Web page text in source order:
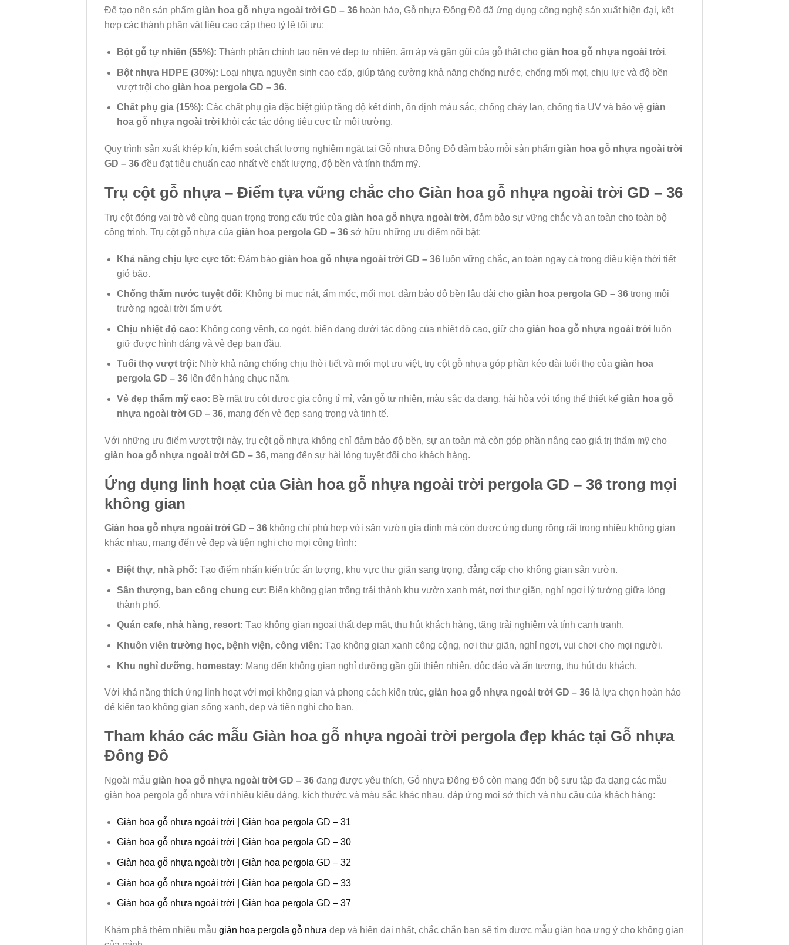
Để tạo nên sản phẩm giàn hoa gỗ nhựa ngoài trời GD – 36 hoàn hảo, Gỗ nhựa Đông Đô đã ứng dụng công nghệ sản xuất hiện đại, kết
hợp các thành phần vật liệu cao cấp theo tỷ lệ tối ưu:
Bột gỗ tự nhiên (55%): Thành phần chính tạo nên vẻ đẹp tự nhiên, ấm áp và gần gũi của gỗ thật cho giàn hoa gỗ nhựa ngoài trời.
Bột nhựa HDPE (30%): Loại nhựa nguyên sinh cao cấp, giúp tăng cường khả năng chống nước, chống mối mọt, chịu lực và độ bền
vượt trội cho giàn hoa pergola GD – 36.
Chất phụ gia (15%): Các chất phụ gia đặc biệt giúp tăng độ kết dính, ổn định màu sắc, chống cháy lan, chống tia UV và bảo vệ giàn
hoa gỗ nhựa ngoài trờikhỏi các tác động tiêu cực từ môi trường.
Quy trình sản xuất khép kín, kiểm soát chất lượng nghiêm ngặt tại Gỗ nhựa Đông Đô đảm bảo mỗi sản phẩm giàn hoa gỗ nhựa ngoài trời
GD – 36 đều đạt tiêu chuẩn cao nhất về chất lượng, độ bền và tính thẩm mỹ.
Trụ cột gỗ nhựa – Điểm tựa vững chắc cho Giàn hoa gỗ nhựa ngoài trời GD – 36
Trụ cột đóng vai trò vô cùng quan trọng trong cấu trúc của giàn hoa gỗ nhựa ngoài trời, đảm bảo sự vững chắc và an toàn cho toàn bộ
công trình. Trụ cột gỗ nhựa của giàn hoa pergola GD – 36 sở hữu những ưu điểm nổi bật:
Khả năng chịu lực cực tốt: Đảm bảo giàn hoa gỗ nhựa ngoài trời GD – 36luôn vững chắc, an toàn ngay cả trong điều kiện thời tiết
gió bão.
Chống thấm nước tuyệt đối: Không bị mục nát, ẩm mốc, mối mọt, đảm bảo độ bền lâu dài cho giàn hoa pergola GD – 36trong môi
trường ngoài trời ẩm ướt.
Chịu nhiệt độ cao: Không cong vênh, co ngót, biến dạng dưới tác động của nhiệt độ cao, giữ cho giàn hoa gỗ nhựa ngoài trờiluôn
giữ được hình dáng và vẻ đẹp ban đầu.
Tuổi thọ vượt trội: Nhờ khả năng chống chịu thời tiết và mối mọt ưu việt, trụ cột gỗ nhựa góp phần kéo dài tuổi thọ của giàn hoa
pergola GD – 36lên đến hàng chục năm.
Vẻ đẹp thẩm mỹ cao: Bề mặt trụ cột được gia công tỉ mỉ, vân gỗ tự nhiên, màu sắc đa dạng, hài hòa với tổng thể thiết kế giàn hoa gỗ
nhựa ngoài trời GD – 36, mang đến vẻ đẹp sang trọng và tinh tế.
Với những ưu điểm vượt trội này, trụ cột gỗ nhựa không chỉ đảm bảo độ bền, sự an toàn mà còn góp phần nâng cao giá trị thẩm mỹ cho
giàn hoa gỗ nhựa ngoài trời GD – 36, mang đến sự hài lòng tuyệt đối cho khách hàng.
Ứng dụng linh hoạt của Giàn hoa gỗ nhựa ngoài trời pergola GD – 36 trong mọi
không gian
Giàn hoa gỗ nhựa ngoài trời GD – 36 không chỉ phù hợp với sân vườn gia đình mà còn được ứng dụng rộng rãi trong nhiều không gian
khác nhau, mang đến vẻ đẹp và tiện nghi cho mọi công trình:
Biệt thự, nhà phố: Tạo điểm nhấn kiến trúc ấn tượng, khu vực thư giãn sang trọng, đẳng cấp cho không gian sân vườn.
Sân thượng, ban công chung cư: Biến không gian trống trải thành khu vườn xanh mát, nơi thư giãn, nghỉ ngơi lý tưởng giữa lòng
thành phố.
Quán cafe, nhà hàng, resort: Tạo không gian ngoại thất đẹp mắt, thu hút khách hàng, tăng trải nghiệm và tính cạnh tranh.
Khuôn viên trường học, bệnh viện, công viên: Tạo không gian xanh công cộng, nơi thư giãn, nghỉ ngơi, vui chơi cho mọi người.
Khu nghỉ dưỡng, homestay: Mang đến không gian nghỉ dưỡng gần gũi thiên nhiên, độc đáo và ấn tượng, thu hút du khách.
Với khả năng thích ứng linh hoạt với mọi không gian và phong cách kiến trúc, giàn hoa gỗ nhựa ngoài trời GD – 36 là lựa chọn hoàn hảo
để kiến tạo không gian sống xanh, đẹp và tiện nghi cho bạn.
Tham khảo các mẫu Giàn hoa gỗ nhựa ngoài trời pergola đẹp khác tại Gỗ nhựa
Đông Đô
Ngoài mẫu giàn hoa gỗ nhựa ngoài trời GD – 36 đang được yêu thích, Gỗ nhựa Đông Đô còn mang đến bộ sưu tập đa dạng các mẫu
giàn hoa pergola gỗ nhựa với nhiều kiểu dáng, kích thước và màu sắc khác nhau, đáp ứng mọi sở thích và nhu cầu của khách hàng:
Giàn hoa gỗ nhựa ngoài trời | Giàn hoa pergola GD – 31
Giàn hoa gỗ nhựa ngoài trời | Giàn hoa pergola GD – 30
Giàn hoa gỗ nhựa ngoài trời | Giàn hoa pergola GD – 32
Giàn hoa gỗ nhựa ngoài trời | Giàn hoa pergola GD – 33
Giàn hoa gỗ nhựa ngoài trời | Giàn hoa pergola GD – 37
Khám phá thêm nhiều mẫu giàn hoa pergola gỗ nhựa đẹp và hiện đại nhất, chắc chắn bạn sẽ tìm được mẫu giàn hoa ưng ý cho không gian